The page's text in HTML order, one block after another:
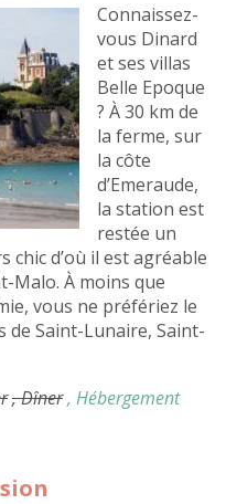
Connaissez-
vous Dinard
et ses villas
Belle Epoque
? À 30 km de
la ferme, sur
la côte
d’Emeraude,
la station est
restée un
chic d’où il est agréable
Malo. À moins que
vous ne préfériez le
de Saint-Lunaire, Saint-
, Dîner, Hébergement